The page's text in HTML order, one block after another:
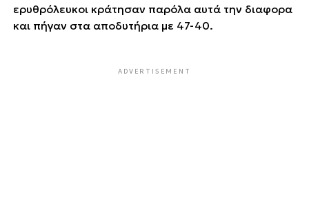
ερυθρόλευκοι κράτησαν παρόλα αυτά την διαφορα
και πήγαν στα αποδυτήρια με 47-40.
ADVERTISEMENT